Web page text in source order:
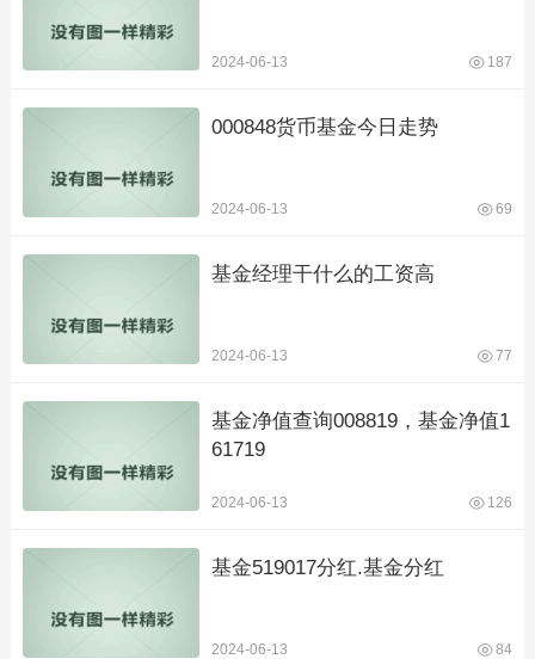
2024-06-13 187
000848货币基金今日走势
2024-06-13 69
基金经理干什么的工资高
2024-06-13 77
基金净值查询008819，基金净值1
61719
2024-06-13 126
基金519017分红.基金分红
2024-06-13 84